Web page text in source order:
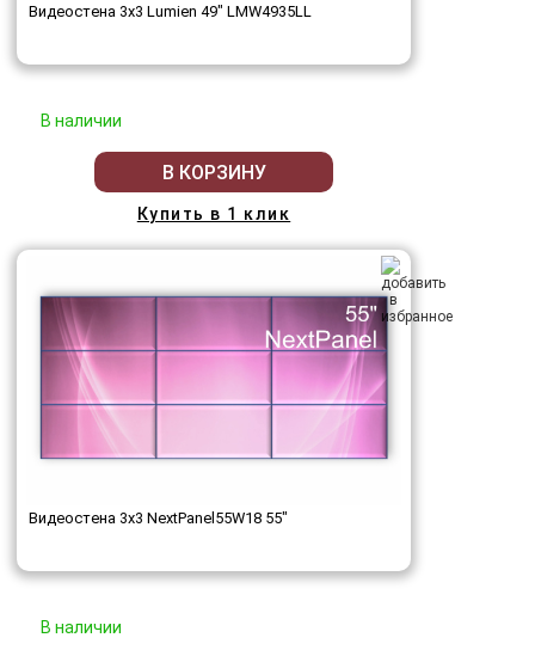
Видеостена 3x3 Lumien 49" LMW4935LL
В наличии
В КОРЗИНУ
Купить в 1 клик
Видеостена 3x3 NextPanel55W18 55"
В наличии